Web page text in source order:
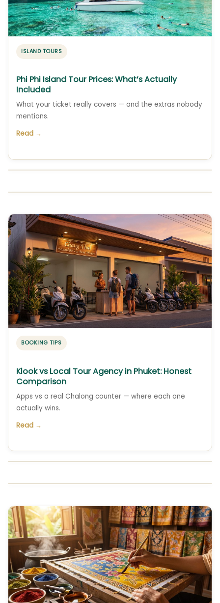
ISLAND TOURS
Phi Phi Island Tour Prices: What’s Actually
Included
What your ticket really covers — and the extras nobody
mentions.
Read →
BOOKING TIPS
Klook vs Local Tour Agency in Phuket: Honest
Comparison
Apps vs a real Chalong counter — where each one
actually wins.
Read →